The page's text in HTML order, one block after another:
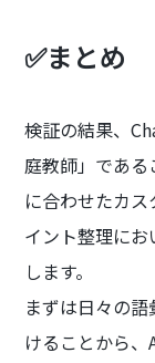
✅まとめ
検証の結果、
庭教師」であ
に合わせたカ
イント整理に
します。
まずは日々の
けることから